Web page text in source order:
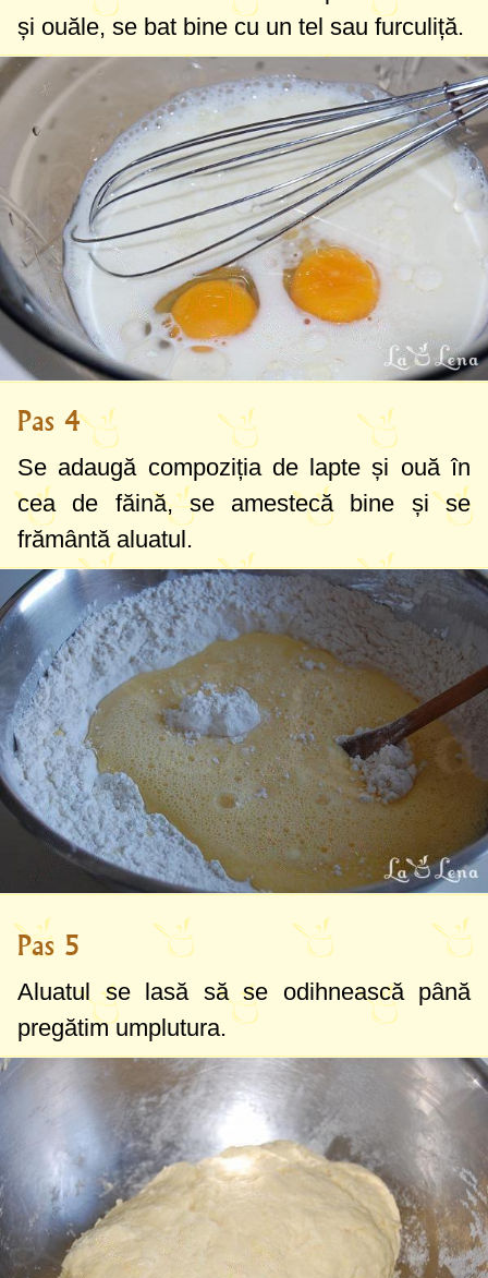
și ouăle, se bat bine cu un tel sau furculiță.
Pas 4
Se adaugă compoziția de lapte și ouă în
cea de făină, se amestecă bine și se
frământă aluatul.
Pas 5
Aluatul se lasă să se odihnească până
pregătim umplutura.